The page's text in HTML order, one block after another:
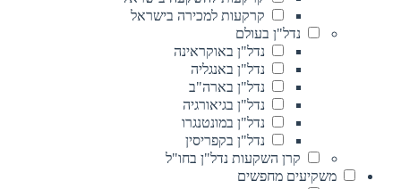
קרקעות למכירה בישראל
נדל"ן בעולם
נדל"ן באוקראינה
נדל"ן באנגליה
נדל"ן בארה"ב
נדל"ן בגיאורגיה
נדל"ן במונטנגרו
נדל"ן בקפריסין
קרן השקעות נדל"ן בחו"ל
משקיעים מחפשים